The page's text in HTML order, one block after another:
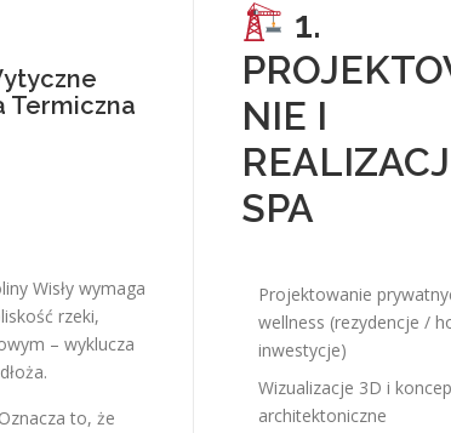
Termiczna
Wisły wymaga
rzeki,
– wyklucza
to, że
1.
NIE I
SPA
Projektowanie
wellness (rezydencje /
inwestycje)
Wizualizacje 3D i
architektoniczne